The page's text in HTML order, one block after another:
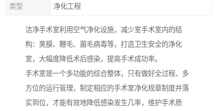
类型 净化工程
洁净手术室利用空气净化设施，减少室手术室内的结
构：荚膜、鞭毛、菌毛病毒等，打造卫生安全的净化
室，大幅度降低术后感染，提高手术成功率。
手术室是一个多功能的综合整体，只有做好全过程、多
方位的运行管理，制定相应的手术室净化规章制度并落
实到位，才能有效地降低感染发生几率，维护手术质